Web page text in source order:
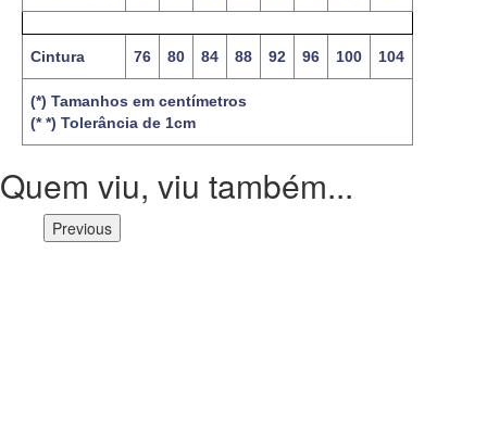
Cintura 76 80 84 88 92 96 100 104
(*) Tamanhos em centímetros
(* *) Tolerância de 1cm
Quem viu, viu também...
Previous